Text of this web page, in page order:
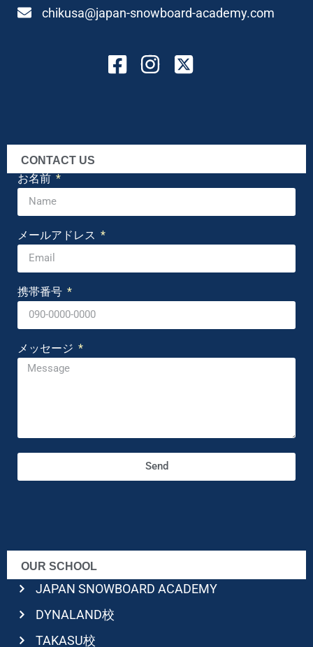
chikusa@japan-snowboard-academy.com
CONTACT US
お名前
メールアドレス
携帯番号
メッセージ
Send
OUR SCHOOL
JAPAN SNOWBOARD ACADEMY
DYNALAND校
TAKASU校